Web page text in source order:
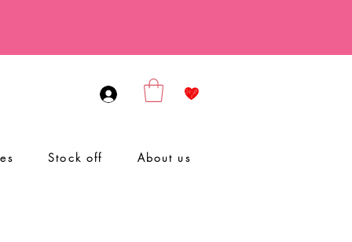
Stock off About us